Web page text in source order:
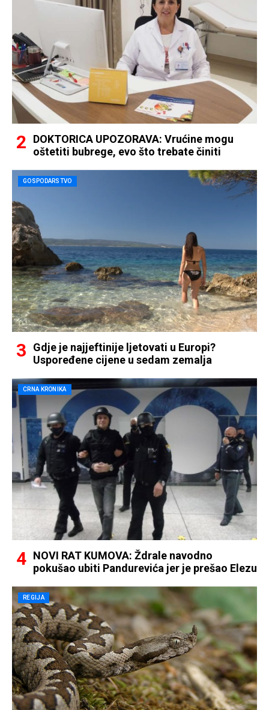
DOKTORICA UPOZORAVA: Vrućine mogu
oštetiti bubrege, evo što trebate činiti
GOSPODARSTVO
Gdje je najjeftinije ljetovati u Europi?
Uspoređene cijene u sedam zemalja
CRNA KRONIKA
NOVI RAT KUMOVA: Ždrale navodno
pokušao ubiti Pandurevića jer je prešao Elezu
REGIJA